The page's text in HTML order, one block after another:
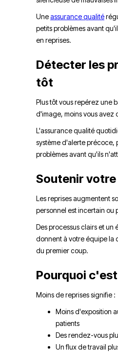
Uneassurance qualité
petits problèmes avant
en reprises.
Détecter les
tôt
Plus tôt vous repérez une
d'image, moins vous avez
L'assurance qualité
système d'alerte précoce,
problèmes avant qu'ils
Soutenir
Les reprises augmentent
personnel est incertain ou
Des processus clairs et un
donnent à votre équipe la
du premier coup.
Pourquoi
Moins de reprises signifie :
Moins d'exposition
patients
Des rendez-vous
Un flux de travail